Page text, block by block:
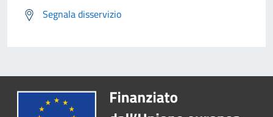
Segnala disservizio